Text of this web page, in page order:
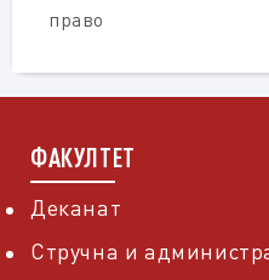
право
ФАКУЛТЕТ
Деканат
Стручна и